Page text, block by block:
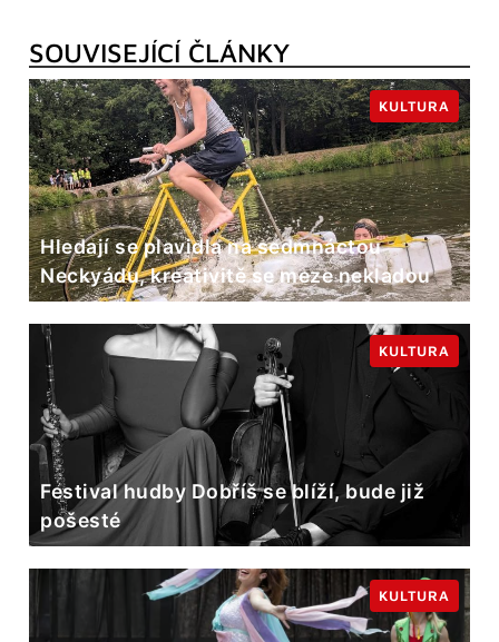
SOUVISEJÍCÍ ČLÁNKY
Hledají se plavidla na sedmnáctou
Neckyádu, kreativitě se meze nekladou
KULTURA
Festival hudby Dobříš se blíží, bude již
pošesté
KULTURA
KULTURA